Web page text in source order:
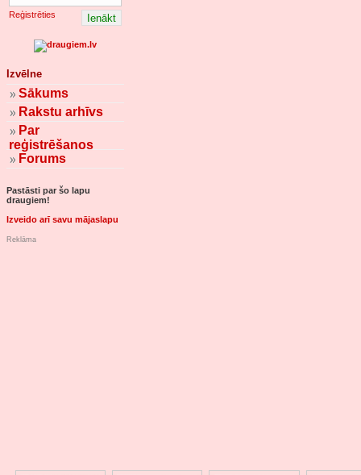
Reģistrēties
Izvēlne
Sākums
Rakstu arhīvs
Par
reģistrēšanos
Forums
Pastāsti par šo lapu
draugiem!
Izveido arī savu mājaslapu
Reklāma